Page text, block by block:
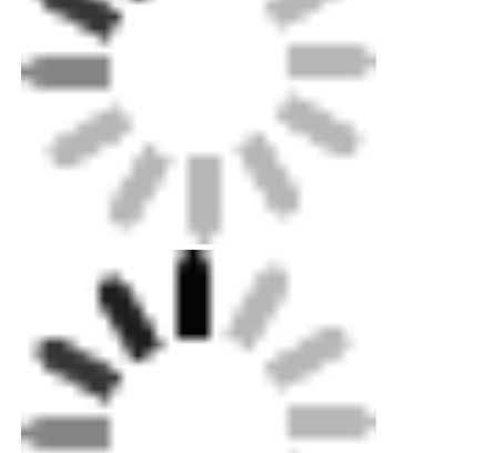
공장 투어
품질 관리
연락처
견적 요청
부트 퓨전 용접기
파이프 부트 용접 기계
전기융합 장착장치